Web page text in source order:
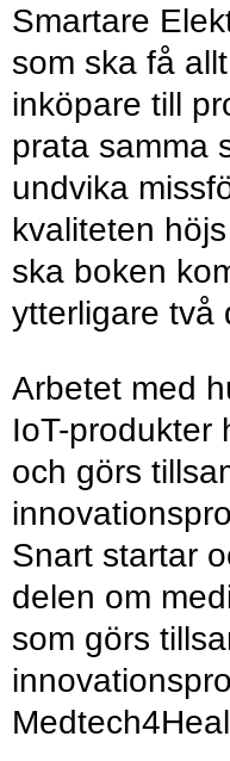
Smartare
som ska få
inköpare till
prata samma
undvika
kvaliteten
ska boken
ytterligare två
Arbetet med
IoT-produkter
och görs
Snart startar
delen om
som görs